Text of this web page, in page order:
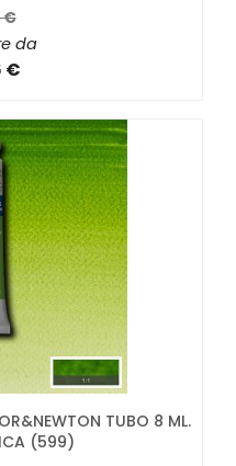
€
da
€
TUBO 8 ML.
(599)